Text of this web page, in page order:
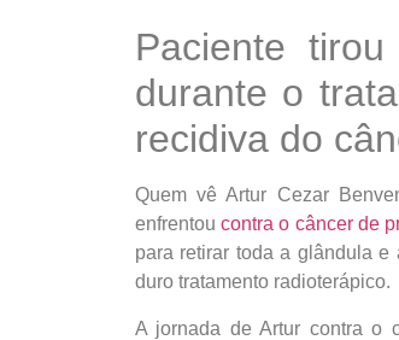
Paciente
durante o
recidiva do
Quem vê Artur Cezar
enfrentoucontra o câncer de
para retirar toda a glândula
duro tratamento radioterápico.
A jornada de Artur contra o